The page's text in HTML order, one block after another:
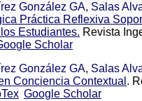
González GA, Salas
Práctica Reflexiva
Estudiantes. Revista
Scholar
González GA, Salas
Conciencia Contextual .
Google Scholar